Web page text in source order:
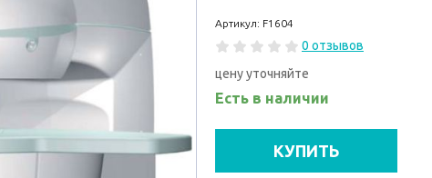
Артикул: F1604
0 отзывов
цену уточняйте
Есть в наличии
КУПИТЬ